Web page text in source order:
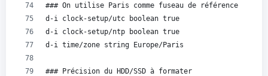
### On utilise Paris comme fuseau de référence
d-i clock-setup/utc boolean true
d-i clock-setup/ntp boolean true
d-i time/zone string Europe/Paris
### Précision du HDD/SSD à formater